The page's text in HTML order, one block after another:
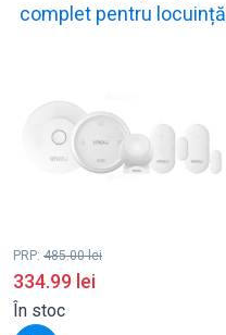
complet pentru locuință
PRP: 485.00lei
334.99 lei
În stoc